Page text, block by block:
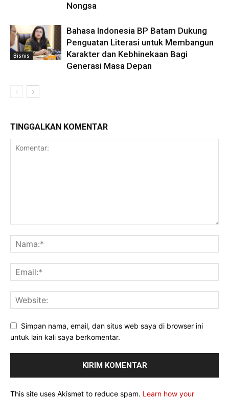
Nongsa
Bisnis
Bahasa Indonesia BP Batam Dukung
Penguatan Literasi untuk Membangun
Karakter dan Kebhinekaan Bagi
Generasi Masa Depan
TINGGALKAN KOMENTAR
Simpan nama, email, dan situs web saya di browser ini
untuk lain kali saya berkomentar.
This site uses Akismet to reduce spam. Learn how your